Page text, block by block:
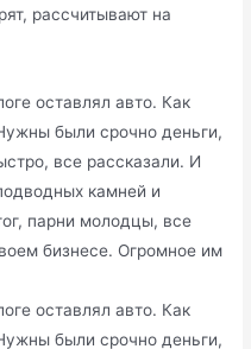
рассчитывают на
оставлял авто. Как
были срочно деньги,
все рассказали. И
камней и
парни молодцы, все
бизнесе. Огромное им
оставлял авто. Как
были срочно деньги,